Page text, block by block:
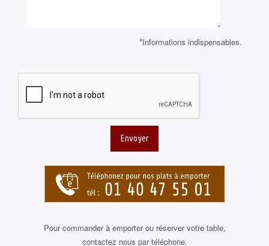
*Informations indispensables.
Envoyer
Pour commander à emporter ou réserver votre table,
contactez nous par téléphone.